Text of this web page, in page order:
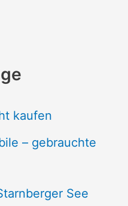
kaufen
– gebrauchte
See